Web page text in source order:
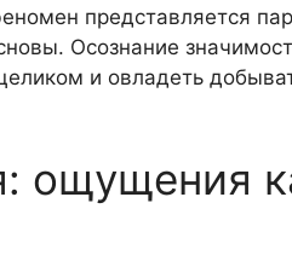
представляется
Осознание
и овладеть
ощущения